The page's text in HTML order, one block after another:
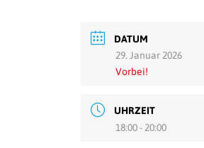
DATUM
29. Januar 2026
Vorbei!
UHRZEIT
18:00 - 20:00